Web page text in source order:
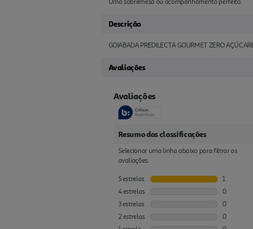
Uma sobremesa ou acompanhamento perfeito.
Descrição
GOIABADA PREDILECTA GOURMET ZERO
Avaliações